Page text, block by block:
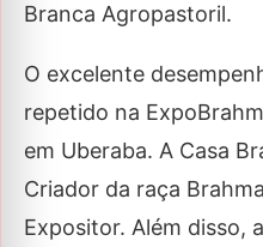
Branca Agropastoril.
O excelente
repetido na
em Uberaba. A Casa
Criador da raça
Expositor. Além disso,